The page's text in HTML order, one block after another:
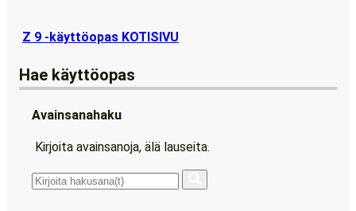
Z 9 -käyttöopas KOTISIVU
Hae käyttöopas
Avainsanahaku
Kirjoita avainsanoja, älä lauseita.